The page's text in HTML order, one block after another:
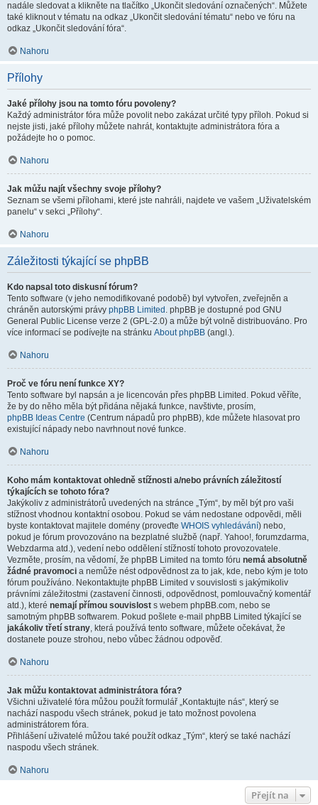
nadále sledovat a klikněte na tlačítko „Ukončit sledování označených“. Můžete
také kliknout v tématu na odkaz „Ukončit sledování tématu“ nebo ve fóru na
odkaz „Ukončit sledování fóra“.
Nahoru
Přílohy
Jaké přílohy jsou na tomto fóru povoleny?
Každý administrátor fóra může povolit nebo zakázat určité typy příloh. Pokud si
nejste jisti, jaké přílohy můžete nahrát, kontaktujte administrátora fóra a
požádejte ho o pomoc.
Nahoru
Jak můžu najít všechny svoje přílohy?
Seznam se všemi přílohami, které jste nahráli, najdete ve vašem „Uživatelském
panelu“ v sekci „Přílohy“.
Nahoru
Záležitosti týkající se phpBB
Kdo napsal toto diskusní fórum?
Tento software (v jeho nemodifikované podobě) byl vytvořen, zveřejněn a
chráněn autorskými právy phpBB Limited . phpBB je dostupné pod GNU
General Public License verze 2 (GPL-2.0) a může být volně distribuováno. Pro
více informací se podívejte na stránku About phpBB (angl.).
Nahoru
Proč ve fóru není funkce XY?
Tento software byl napsán a je licencován přes phpBB Limited. Pokud věříte,
že by do něho měla být přidána nějaká funkce, navštivte, prosím,
phpBB Ideas Centre (Centrum nápadů pro phpBB), kde můžete hlasovat pro
existující nápady nebo navrhnout nové funkce.
Nahoru
Koho mám kontaktovat ohledně stížnosti a/nebo právních záležitostí
týkajících se tohoto fóra?
Jakýkoliv z administrátorů uvedených na stránce „Tým“, by měl být pro vaši
stížnost vhodnou kontaktní osobou. Pokud se vám nedostane odpovědi, měli
byste kontaktovat majitele domény (proveďte WHOIS vyhledávání) nebo,
pokud je fórum provozováno na bezplatné službě (např. Yahoo!, forumzdarma,
Webzdarma atd.), vedení nebo oddělení stížností tohoto provozovatele.
Vezměte, prosím, na vědomí, že phpBB Limited na tomto fóru nemá absolutně
žádné pravomoci a nemůže nést odpovědnost za to jak, kde, nebo kým je toto
fórum používáno. Nekontaktujte phpBB Limited v souvislosti s jakýmikoliv
právními záležitostmi (zastavení činnosti, odpovědnost, pomlouvačný komentář
atd.), které nemají přímou souvislost s webem phpBB.com, nebo se
samotným phpBB softwarem. Pokud pošlete e-mail phpBB Limited týkající se
jakákoliv třetí strany, která používá tento software, můžete očekávat, že
dostanete pouze strohou, nebo vůbec žádnou odpověď.
Nahoru
Jak můžu kontaktovat administrátora fóra?
Všichni uživatelé fóra můžou použít formulář „Kontaktujte nás“, který se
nachází naspodu všech stránek, pokud je tato možnost povolena
administrátorem fóra.
Přihlášení uživatelé můžou také použít odkaz „Tým“, který se také nachází
naspodu všech stránek.
Nahoru
Přejít na